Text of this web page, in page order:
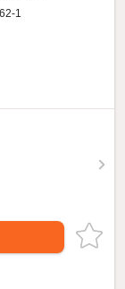
1